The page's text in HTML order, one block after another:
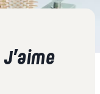
J’aime